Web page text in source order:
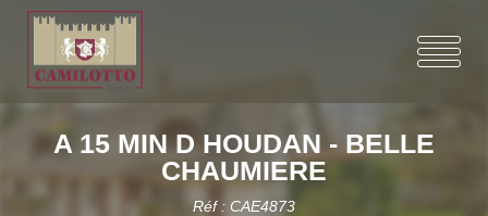
A 15 MIN D HOUDAN - BELLE
CHAUMIERE
Réf : CAE4873